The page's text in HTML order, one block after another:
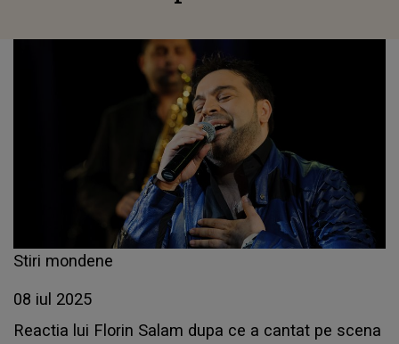
Stiri mondene
08 iul 2025
Reactia lui Florin Salam dupa ce a cantat pe scena